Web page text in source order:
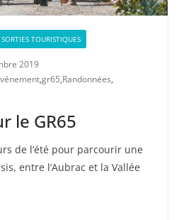
TOURISTIQUES
2019
,gr65,Randonnées,
le GR65
de l’été pour parcourir une
entre l’Aubrac et la Vallée